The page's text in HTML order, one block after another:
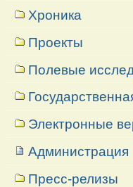
Хроника
Проекты
Полевые
Электронные
Администрация
Пресс-релизы